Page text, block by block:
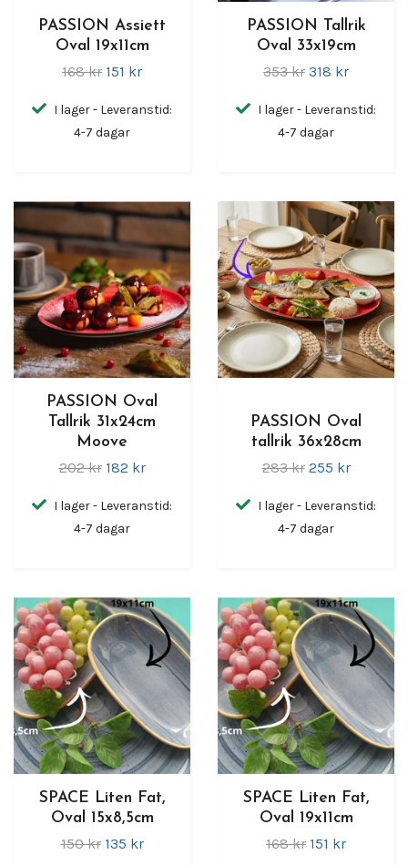
PASSION Assiett
Oval 19x11cm
168 kr 151 kr
I lager - Leveranstid:
4-7 dagar
PASSION Tallrik
Oval 33x19cm
353 kr 318 kr
I lager - Leveranstid:
4-7 dagar
PASSION Oval
Tallrik 31x24cm
Moove
202 kr 182 kr
I lager - Leveranstid:
4-7 dagar
PASSION Oval
tallrik 36x28cm
283 kr 255 kr
I lager - Leveranstid:
4-7 dagar
SPACE Liten Fat,
Oval 15x8,5cm
150 kr 135 kr
SPACE Liten Fat,
Oval 19x11cm
168 kr 151 kr